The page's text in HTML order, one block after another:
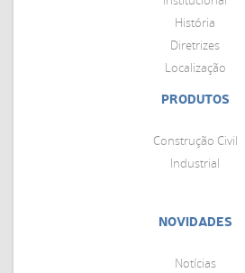
História
Diretrizes
Localização
PRODUTOS
Construção Civil
Industrial
NOVIDADES
Notícias